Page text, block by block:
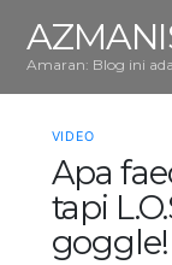
Amaran: Blog ini
VIDEO
Apa
tapi
goggle!